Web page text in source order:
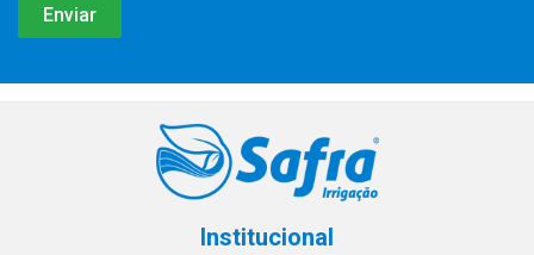
Institucional